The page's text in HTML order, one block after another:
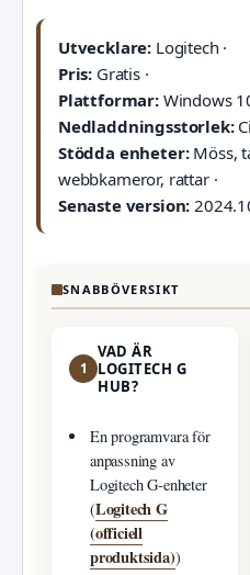
Utvecklare: Logitech ·
Pris: Gratis ·
Plattformar:Windows
Nedladdningsstorlek:
Stödda enheter:Möss,
webbkameror, rattar ·
Senaste version:
SNABBÖVERSIKT
1
VAD ÄR
LOGITECH G
HUB?
En programvara för
anpassning av
Logitech G‑enheter
(Logitech G
(officiell
produktsida))